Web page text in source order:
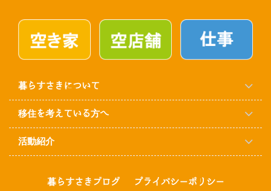
暮らすさきについて
移住を考えている方へ
活動紹介
暮らすさきブログ プライバシーポリシー